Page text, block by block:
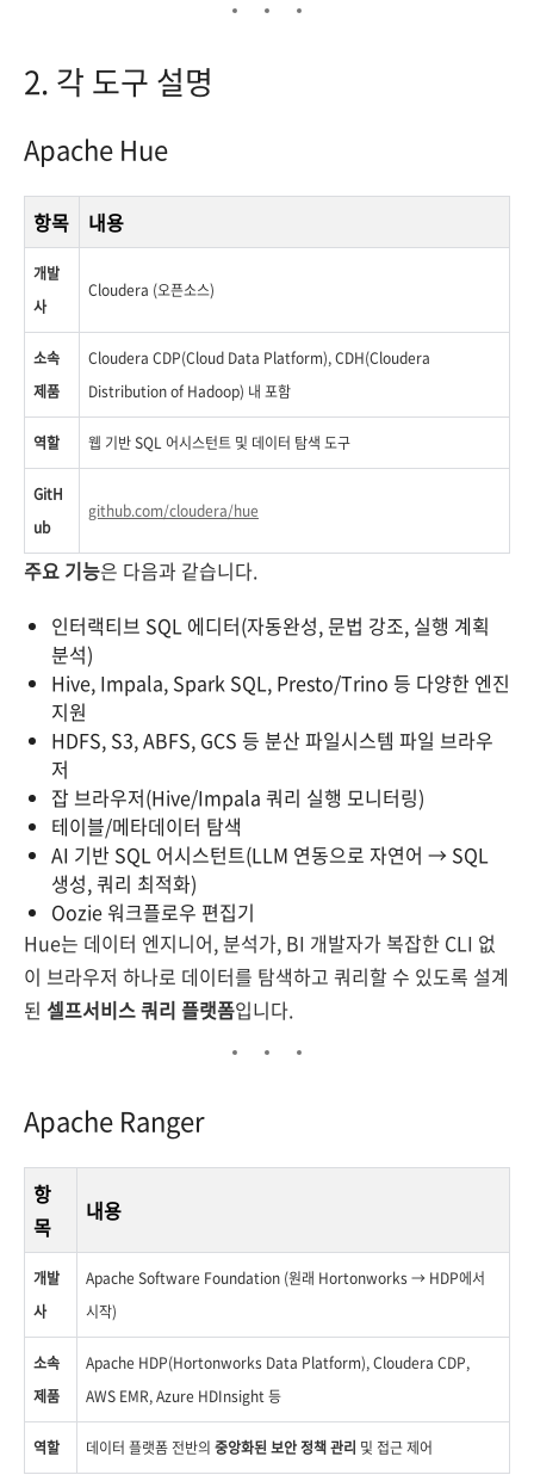
2. 각 도구 설명
Apache Hue
항목 내용
개발
사
Cloudera (오픈소스)
소속
제품
Cloudera CDP(Cloud Data Platform), CDH(Cloudera
Distribution of Hadoop) 내 포함
역할 웹 기반 SQL 어시스턴트 및 데이터 탐색 도구
GitH
ub
github.com/cloudera/hue
주요 기능은 다음과 같습니다.
인터랙티브 SQL 에디터(자동완성, 문법 강조, 실행 계획
분석)
Hive, Impala, Spark SQL, Presto/Trino 등 다양한 엔진
지원
HDFS, S3, ABFS, GCS 등 분산 파일시스템 파일 브라우
저
잡 브라우저(Hive/Impala 쿼리 실행 모니터링)
테이블/메타데이터 탐색
AI 기반 SQL 어시스턴트(LLM 연동으로 자연어 → SQL
생성, 쿼리 최적화)
Oozie 워크플로우 편집기
Hue는 데이터 엔지니어, 분석가, BI 개발자가 복잡한 CLI 없
이 브라우저 하나로 데이터를 탐색하고 쿼리할 수 있도록 설계
된 셀프서비스 쿼리 플랫폼입니다.
Apache Ranger
항
목
내용
개발
사
Apache Software Foundation (원래 Hortonworks → HDP에서
시작)
소속
제품
Apache HDP(Hortonworks Data Platform), Cloudera CDP,
AWS EMR, Azure HDInsight 등
역할 데이터 플랫폼 전반의 중앙화된 보안 정책 관리 및 접근 제어